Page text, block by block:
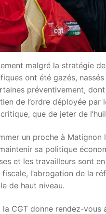
malgré la stratégie
ont été gazés,
préventivement,
de l’ordre déployée par
que de jeter de
un proche à
sa politique
et les travailleurs sont
l’abrogation de la
de haut niveau.
CGT donne rendez-